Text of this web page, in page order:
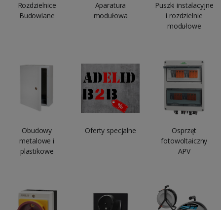
Rozdzielnice
Budowlane
Aparatura
modułowa
Puszki instalacyjne
i rozdzielnie
modułowe
Obudowy
metalowe i
plastikowe
Oferty specjalne
Osprzęt
fotowoltaiczny
APV